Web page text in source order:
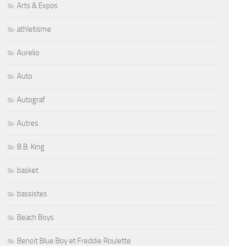
Arts & Expos
athletisme
Aurelio
Auto
Autograf
Autres
B.B. King
basket
bassistes
Beach Boys
Benoit Blue Boy et Freddie Roulette